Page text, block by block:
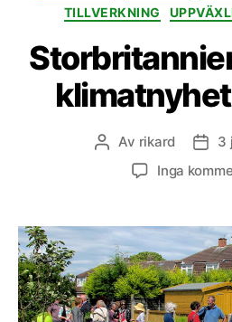
TILLVERKNING
Inläggsförfattare
Av rikard
3
Inga